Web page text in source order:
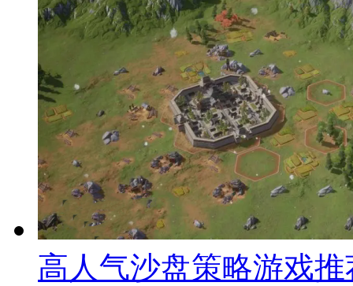
高人气沙盘策略游戏推